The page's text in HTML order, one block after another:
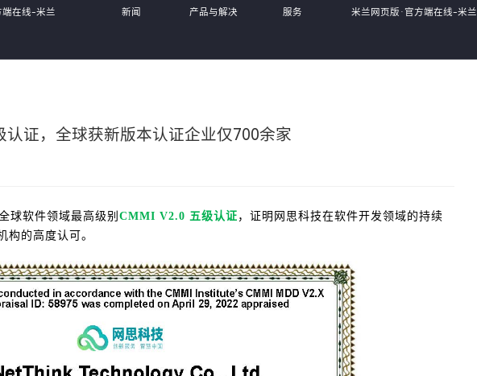
端在线-米兰 新闻 产品与解决 服务 米兰网页版·官方端在线-米兰
认证，全球获新版本认证企业仅700余家
软件领域最高级别 CMMI V2.0 五级认证 ，证明网思科技在软件开发领域的持续
构的高度认可。